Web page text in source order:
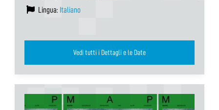
Lingua: Italiano
Vedi tutti i Dettagli e le Date